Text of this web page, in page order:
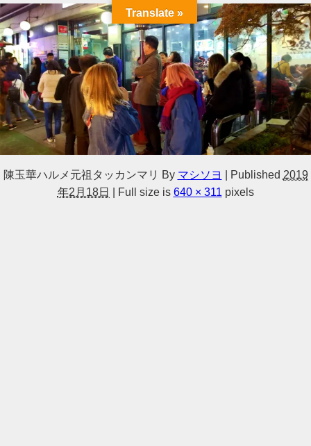
陳玉華ハルメ元祖タッカンマリ By マシソヨ Published 2019
年2月18日
Full size is 640 × 311 pixels
Translate »